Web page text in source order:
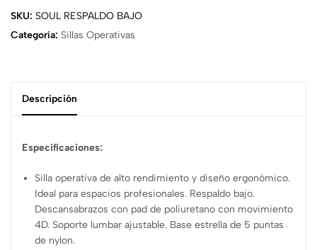
SKU: SOUL RESPALDO BAJO
Categoría: Sillas Operativas
Descripción
Especificaciones:
Silla operativa de alto rendimiento y diseño ergonómico.
Ideal para espacios profesionales. Respaldo bajo.
Descansabrazos con pad de poliuretano con movimiento
4D. Soporte lumbar ajustable. Base estrella de 5 puntas
de nylon.